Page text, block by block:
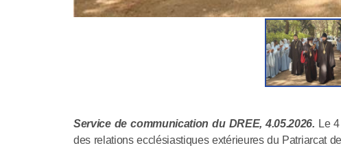
Service de communication du DREE, 4.05.2026. Le
des relations ecclésiastiques extérieures du Patriarcat